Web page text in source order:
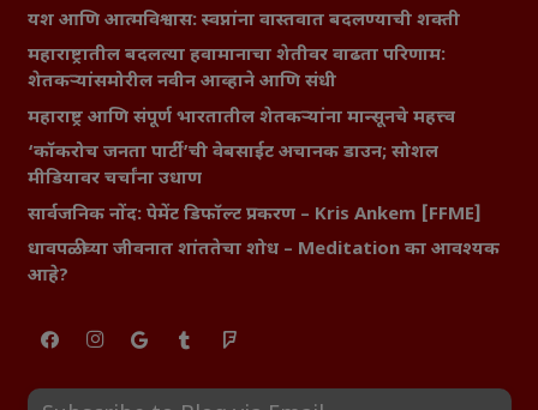
यश आणि आत्मविश्वास: स्वप्नांना वास्तवात बदलण्याची शक्ती
महाराष्ट्रातील बदलत्या हवामानाचा शेतीवर वाढता परिणाम:
शेतकऱ्यांसमोरील नवीन आव्हाने आणि संधी
महाराष्ट्र आणि संपूर्ण भारतातील शेतकऱ्यांना मान्सूनचे महत्त्व
‘कॉकरोच जनता पार्टी’ची वेबसाईट अचानक डाउन; सोशल
मीडियावर चर्चांना उधाण
सार्वजनिक नोंद: पेमेंट डिफॉल्ट प्रकरण – Kris Ankem [FFME]
धावपळीच्या जीवनात शांततेचा शोध – Meditation का आवश्यक
आहे?